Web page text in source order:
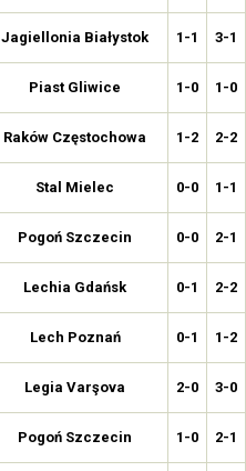
Jagiellonia Białystok 1-1 3-1
Piast Gliwice 1-0 1-0
Raków Częstochowa 1-2 2-2
Stal Mielec 0-0 1-1
Pogoń Szczecin 0-0 2-1
Lechia Gdańsk 0-1 2-2
Lech Poznań 0-1 1-2
Legia Varşova 2-0 3-0
Pogoń Szczecin 1-0 2-1